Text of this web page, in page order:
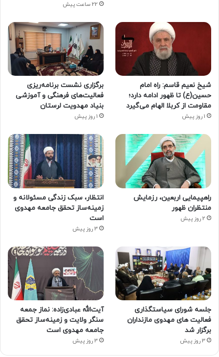
22 ساعت پیش
شیخ نعیم قاسم: راه امام
حسین(ع) تا ظهور ادامه دارد؛
مقاومت از کربلا الهام می‌گیرد
1 روز پیش
برگزاری نشست برنامه‌ریزی
فعالیت‌های فرهنگی و آموزشی
بنیاد مهدویت لرستان
1 روز پیش
راهپیمایی اربعین، رزمایش
منتظران ظهور
2 روز پیش
انتظار، سبک زندگی مسئولانه و
زمینه‌ساز تحقق جامعه مهدوی
است
3 روز پیش
جلسه شورای سیاستگذاری
فعالیت های مهدوی مازنداران
برگزار شد
3 روز پیش
آیت‌الله عبادی‌زاده: نماز جمعه
سنگر ولایت و زمینه‌ساز تحقق
جامعه مهدوی است
3 روز پیش